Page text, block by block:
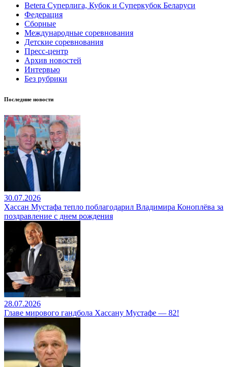
Betera Суперлига, Кубок и Суперкубок Беларуси
Федерация
Сборные
Международные соревнования
Детские соревнования
Пресс-центр
Архив новостей
Интервью
Без рубрики
Последние новости
30.07.2026
Хассан Мустафа тепло поблагодарил Владимира Коноплёва за
поздравление с днем рождения
28.07.2026
Главе мирового гандбола Хассану Мустафе — 82!